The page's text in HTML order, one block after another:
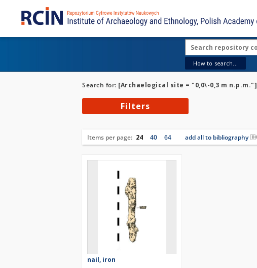
How to search...
Search for: [Archaelogical site = "0,0\-0,3 m n.p.m."]
Filters
Items per page: 24 40 64 add all to bibliography
nail, iron